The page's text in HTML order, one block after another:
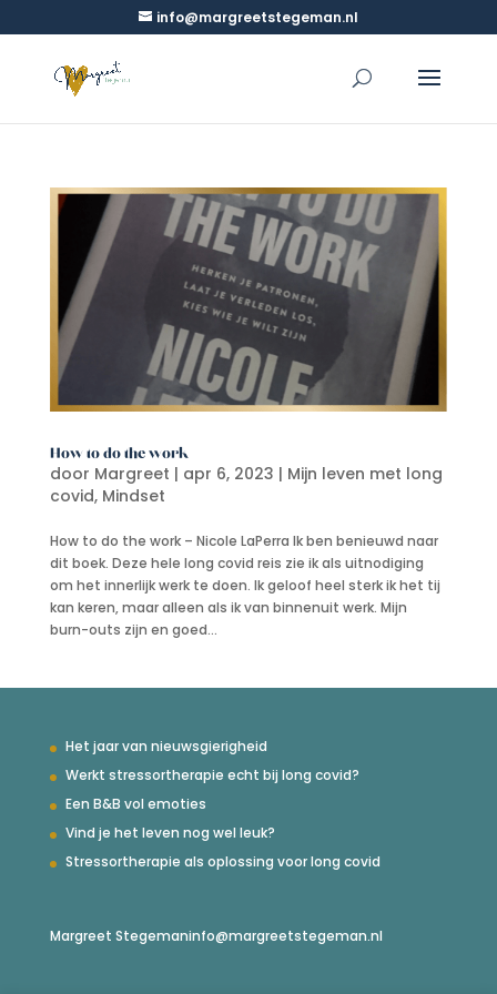
info@margreetstegeman.nl
How to do the work
door Margreet | apr 6, 2023 | Mijn leven met long
covid, Mindset
How to do the work – Nicole LaPerra Ik ben benieuwd naar
dit boek. Deze hele long covid reis zie ik als uitnodiging
om het innerlijk werk te doen. Ik geloof heel sterk ik het tij
kan keren, maar alleen als ik van binnenuit werk. Mijn
burn-outs zijn en goed...
Het jaar van nieuwsgierigheid
Werkt stressortherapie echt bij long covid?
Een B&B vol emoties
Vind je het leven nog wel leuk?
Stressortherapie als oplossing voor long covid
Margreet Stegemaninfo@margreetstegeman.nl